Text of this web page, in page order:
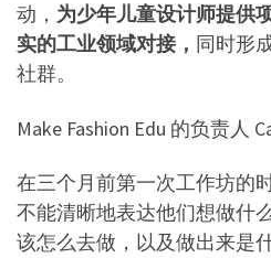
动， 为少年儿童设计师提供
实的工业领域对接， 同时形
社群。
Make Fashion Edu 的负责人
在三个月前第一次工作坊的
不能清晰地表达他们想做什
该怎么去做，以及做出来是